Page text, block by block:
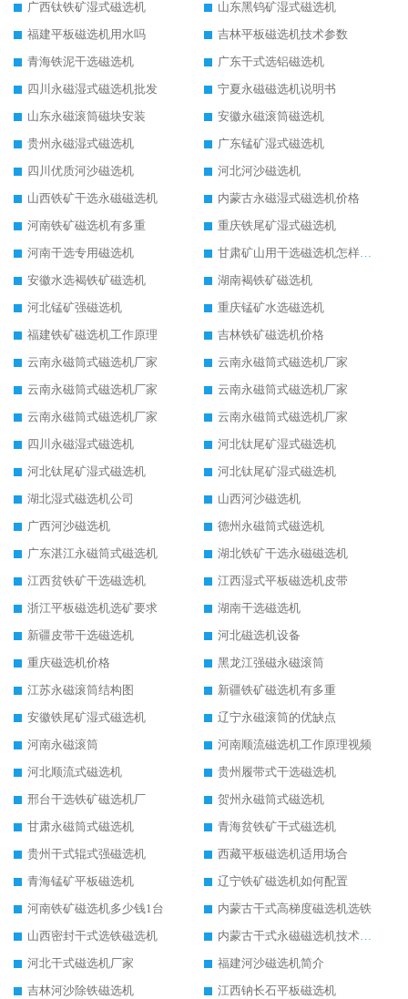
广西钛铁矿湿式磁选机
山东黑钨矿湿式磁选机
福建平板磁选机用水吗
吉林平板磁选机技术参数
青海铁泥干选磁选机
广东干式选铝磁选机
四川永磁湿式磁选机批发
宁夏永磁磁选机说明书
山东永磁滚筒磁块安装
安徽永磁滚筒磁选机
贵州永磁湿式磁选机
广东锰矿湿式磁选机
四川优质河沙磁选机
河北河沙磁选机
山西铁矿干选永磁磁选机
内蒙古永磁湿式磁选机价格
河南铁矿磁选机有多重
重庆铁尾矿湿式磁选机
河南干选专用磁选机
甘肃矿山用干选磁选机怎样调磁
安徽水选褐铁矿磁选机
湖南褐铁矿磁选机
河北锰矿强磁选机
重庆锰矿水选磁选机
福建铁矿磁选机工作原理
吉林铁矿磁选机价格
云南永磁筒式磁选机厂家
云南永磁筒式磁选机厂家
云南永磁筒式磁选机厂家
云南永磁筒式磁选机厂家
云南永磁筒式磁选机厂家
云南永磁筒式磁选机厂家
四川永磁湿式磁选机
河北钛尾矿湿式磁选机
河北钛尾矿湿式磁选机
河北钛尾矿湿式磁选机
湖北湿式磁选机公司
山西河沙磁选机
广西河沙磁选机
德州永磁筒式磁选机
广东湛江永磁筒式磁选机
湖北铁矿干选永磁磁选机
江西贫铁矿干选磁选机
江西湿式平板磁选机皮带
浙江平板磁选机选矿要求
湖南干选磁选机
新疆皮带干选磁选机
河北磁选机设备
重庆磁选机价格
黑龙江强磁永磁滚筒
江苏永磁滚筒结构图
新疆铁矿磁选机有多重
安徽铁尾矿湿式磁选机
辽宁永磁滚筒的优缺点
河南永磁滚筒
河南顺流磁选机工作原理视频
河北顺流式磁选机
贵州履带式干选磁选机
邢台干选铁矿磁选机厂
贺州永磁筒式磁选机
甘肃永磁筒式磁选机
青海贫铁矿干式磁选机
贵州干式辊式强磁选机
西藏平板磁选机适用场合
青海锰矿平板磁选机
辽宁铁矿磁选机如何配置
河南铁矿磁选机多少钱1台
内蒙古干式高梯度磁选机选铁
山西密封干式选铁磁选机
内蒙古干式永磁磁选机技术要求
河北干式磁选机厂家
福建河沙磁选机简介
吉林河沙除铁磁选机
江西钠长石平板磁选机